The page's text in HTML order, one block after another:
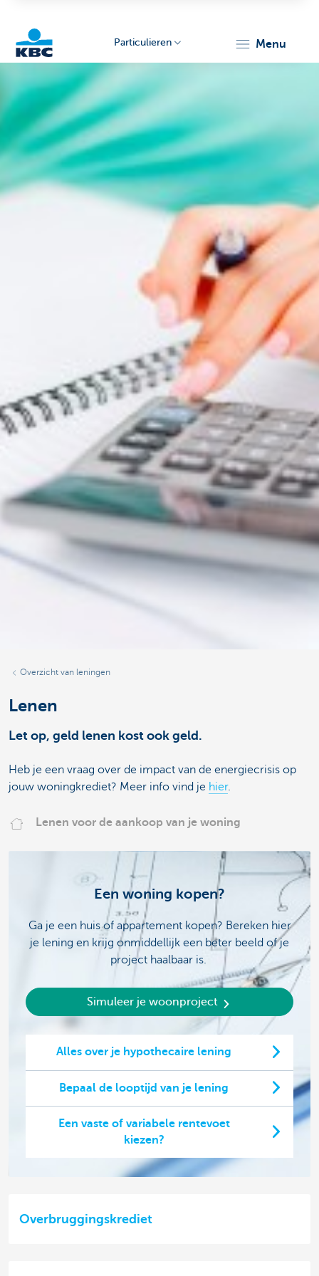
Particulieren menu
Overzicht van leningen
Lenen
Let op, geld lenen kost ook geld.
Heb je een vraag over de impact van de energiecrisis op
jouw woningkrediet? Meer info vind je hier.
Lenen voor de aankoop van je woning
Een woning kopen?
Ga je een huis of appartement kopen? Bereken hier
je lening en krijg onmiddellijk een beter beeld of je
project haalbaar is.
Simuleer je woonproject
Alles over je hypothecaire lening
Bepaal de looptijd van je lening
Een vaste of variabele rentevoet
kiezen?
Overbruggingskrediet